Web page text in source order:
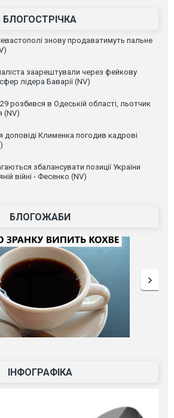
БЛОГОСТРІЧКА
знову продаватимуть пальне
заарештували через фейкову
лідера Баварії (NV)
розбився в Одеській області, льотчик
(NV)
доповіді Клименка погодив кадрові
збалансувати позиції України
війні - Фесенко (NV)
БЛОГОЖАБИ
ІНФОГРАФІКА